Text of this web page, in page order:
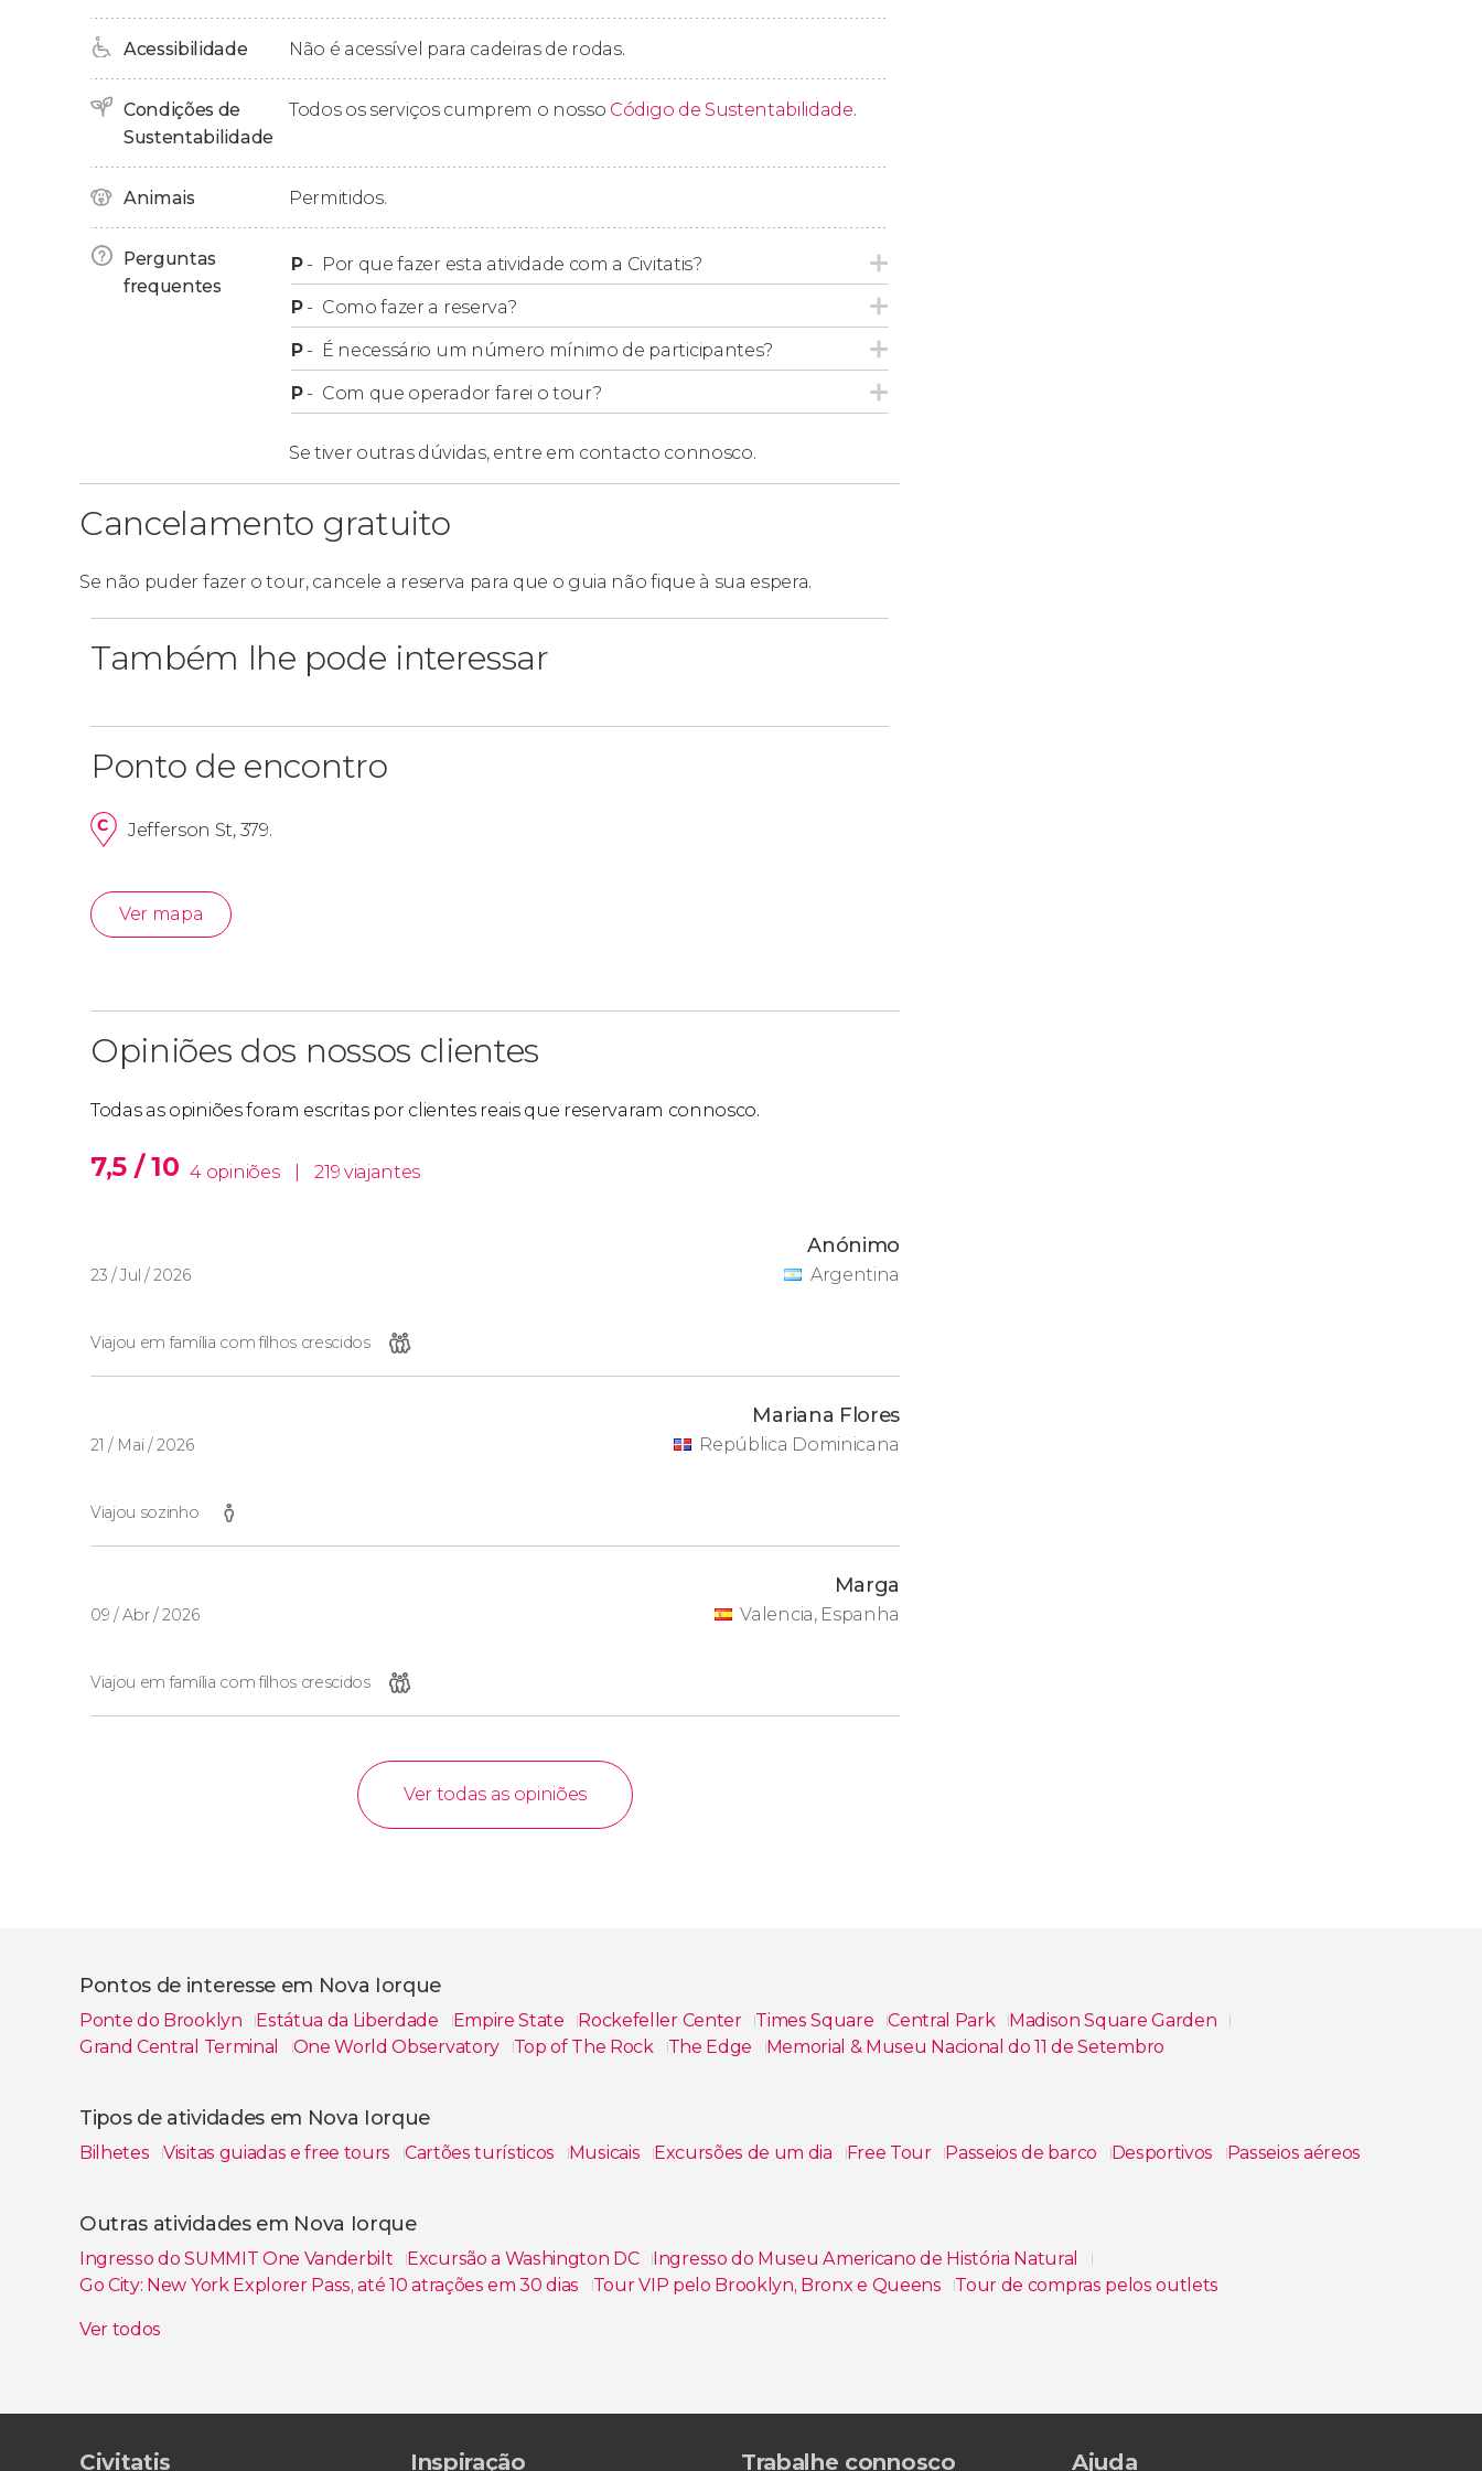
Grupos
No nosso free tour, não são permitidas reservas para mais de 6 pessoas, mesmo que sejam
feitas em reservas diferentes.
Acessibilidade Não é acessível para cadeiras de rodas.
Condições de
Sustentabilidade
Todos os serviços cumprem o nosso Código de Sustentabilidade.
Animais Permitidos.
Perguntas
frequentes
P- Por que fazer esta atividade com a Civitatis?
P- Como fazer a reserva?
P- É necessário um número mínimo de participantes?
P- Com que operador farei o tour?
Se tiver outras dúvidas, entre em contacto connosco.
Cancelamento gratuito
Se não puder fazer o tour, cancele a reserva para que o guia não fique à sua espera.
Também lhe pode interessar
Ponto de encontro
Jefferson St, 379.
Ver mapa
Opiniões dos nossos clientes
Todas as opiniões foram escritas por clientes reais que reservaram connosco.
7,5 / 10 4 opiniões 219 viajantes
23 / Jul / 2026
Anónimo
Argentina
Viajou em família com filhos crescidos
21 / Mai / 2026
Mariana Flores
República Dominicana
Viajou sozinho
09 / Abr / 2026
Marga
Valencia, Espanha
Viajou em família com filhos crescidos
Ver todas as opiniões
Pontos de interesse em Nova Iorque
Ponte do Brooklyn Estátua da Liberdade Empire State Rockefeller Center Times Square Central Park
Madison Square Garden
Grand Central Terminal
One World Observatory Top of The Rock The Edge Memorial & Museu Nacional do 11 de Setembro
Tipos de atividades em Nova Iorque
Bilhetes Visitas guiadas e free tours Cartões turísticos Musicais Excursões de um dia Free Tour Passeios de barco Desportivos Passeios aéreos
Outras atividades em Nova Iorque
Ingresso do SUMMIT One Vanderbilt Excursão a Washington DC
Ingresso do Museu Americano de História Natural
Go City: New York Explorer Pass, até 10 atrações em 30 dias
Tour VIP pelo Brooklyn, Bronx e Queens
Tour de compras pelos outlets
Ver todos
Civitatis Inspiração Trabalhe connosco Ajuda